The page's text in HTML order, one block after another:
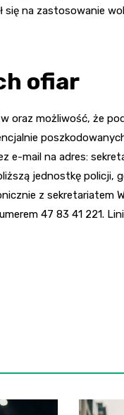
się na zastosowanie
ofiar
oraz możliwość, że
e-mail na adres:
jednostkę policji,
z sekretariatem
47 83 41 221.